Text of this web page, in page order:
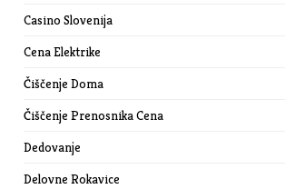
Casino Slovenija
Cena Elektrike
Čiščenje Doma
Čiščenje Prenosnika Cena
Dedovanje
Delovne Rokavice